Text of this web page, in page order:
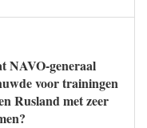
NAVO-generaal
voor trainingen
Rusland met zeer